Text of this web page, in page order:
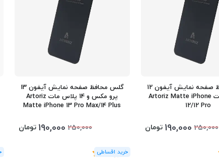
گلس محافظ صفحه نمایش آیفون 12
و 12 پرو مات Artoriz Matte iPhone
12/12 Pro
250,000
190,000 تومان
گلس محافظ صفحه نمایش آیفون 13
پرو مکس و 14 پلاس مات Artoriz
Matte iPhone 13 Pro Max/14 Plus
250,000
190,000 تومان
(1رای)
5